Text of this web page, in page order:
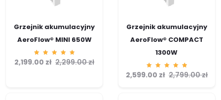
Grzejnik akumulacyjny
AeroFlow® MINI 650W
Ocenion
o2,299.00zł
2,199.00 zł
Grzejnik akumulacyjny
AeroFlow® COMPACT
1300W
Ocenion
o2,799.00zł
2,599.00 zł